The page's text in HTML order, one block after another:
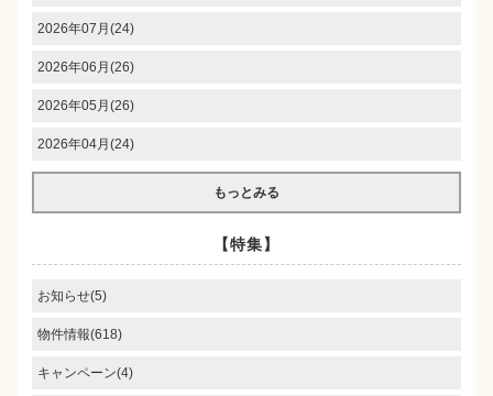
2026年07月(24)
2026年06月(26)
2026年05月(26)
2026年04月(24)
もっとみる
【特集】
お知らせ(5)
物件情報(618)
キャンペーン(4)